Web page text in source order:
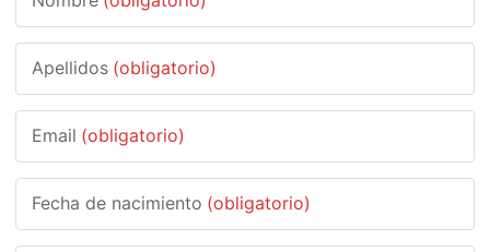
Apellidos (obligatorio)
Email (obligatorio)
Fecha de nacimiento (obligatorio)